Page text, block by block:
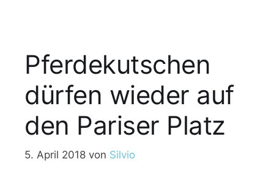
Pferdekutschen
dürfen wieder auf
den Pariser Platz
5. April 2018 von Silvio